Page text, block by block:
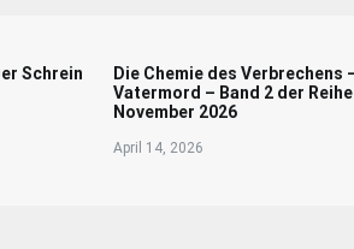
Schrein
Die Chemie des Verbrechens
Vatermord – Band 2 der Reihe
November 2026
April 14, 2026